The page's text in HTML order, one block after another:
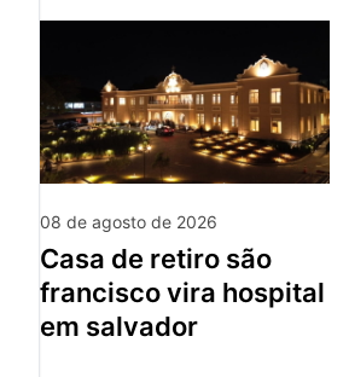
08 de agosto de 2026
casa de retiro são
francisco vira hospital
em salvador